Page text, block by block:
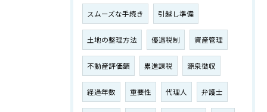
スムーズな手続き 引越し準備
土地の整理方法 優遇税制 資産管理
不動産評価額 累進課税 源泉徴収
経過年数 重要性 代理人 弁護士